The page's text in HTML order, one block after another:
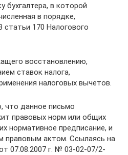
бухгалтера, в которой
в порядке,
статьи 170 Налогового
восстановлению,
ставок налога,
налоговых вычетов.
что данное письмо
правовых норм или общих
нормативное предписание, и
правовым актом. Ссылаясь на
07.08.2007 г. № 03-02-07/2-